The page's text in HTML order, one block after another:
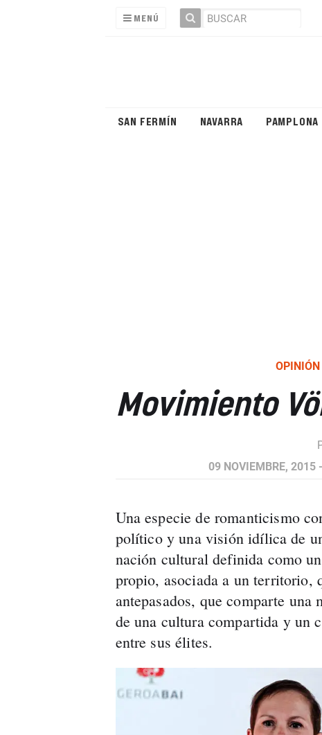
MENÚ
SAN FERMÍN NAVARRA PAMPLONA
OPINIÓN
Movimiento
09 NOVIEMBRE, 2015
Una especie de romanticismo
político y una visión idílica de
nación cultural definida como
propio, asociada a un territorio,
antepasados, que comparte
de una cultura compartida y un
entre sus élites.